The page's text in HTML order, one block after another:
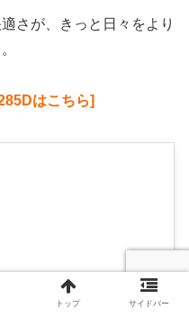
さが、きっと日々をより
はこちら]
トップ サイドバー